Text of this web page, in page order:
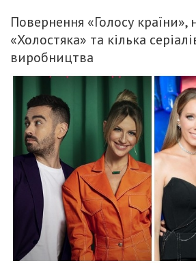
Повернення «Голосу країни»,
«Холостяка» та кілька
виробництва